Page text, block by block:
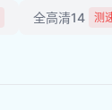
全高清14 测